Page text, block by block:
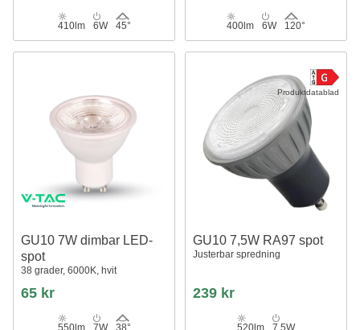
410lm 6W 45° 400lm 6W 120°
GU10 7W dimbar LED-
spot
38 grader, 6000K, hvit
65 kr
550lm 7W 38°
Produktdatablad
GU10 7,5W RA97 spot
Justerbar spredning
239 kr
520lm 7,5W